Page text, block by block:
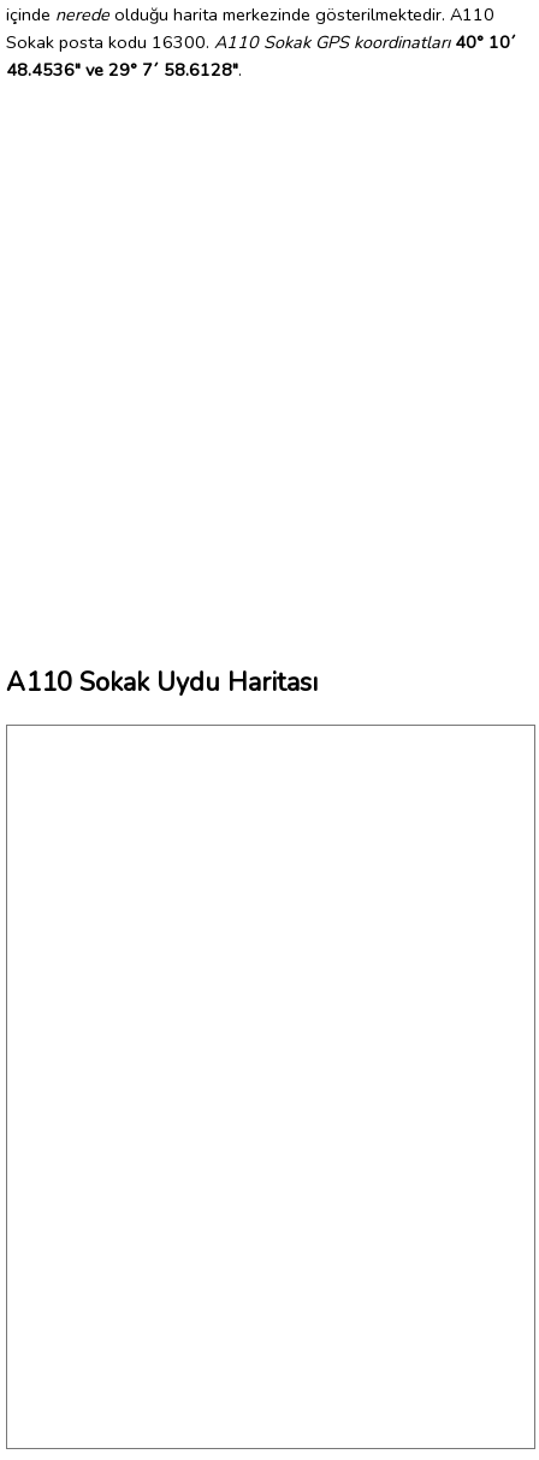
içinde nerede olduğu harita merkezinde gösterilmektedir. A110
Sokak posta kodu 16300. A110 Sokak GPS koordinatları 40° 10´
48.4536" ve 29° 7´ 58.6128".
A110 Sokak Uydu Haritası